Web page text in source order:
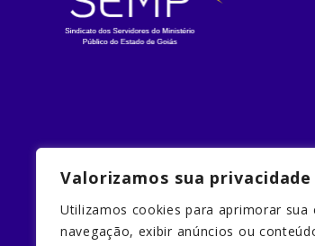
Valorizamos sua privacidade
Utilizamos cookies para aprimorar sua
navegação, exibir anúncios ou